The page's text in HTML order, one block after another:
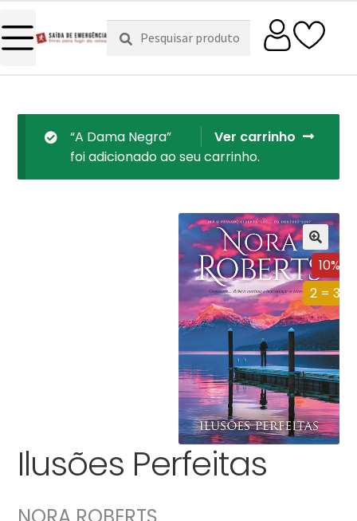
Pesquisar
por:
Pesquisa
Ver carrinho
“A Dama Negra”
foi adicionado ao seu carrinho.
10%
2 = 3
Ilusões Perfeitas